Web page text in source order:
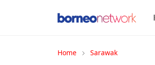
Home Sarawak